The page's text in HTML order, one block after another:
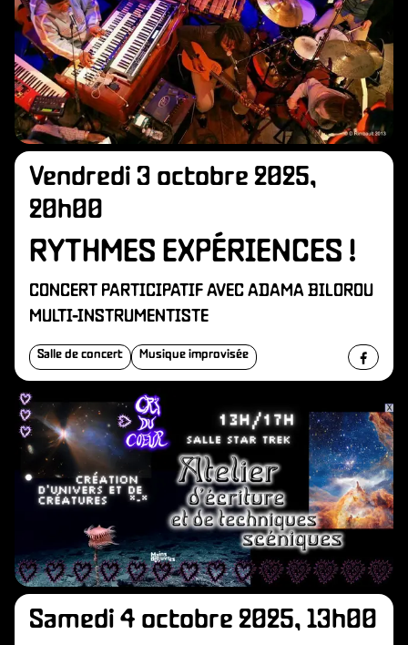
Vendredi 3 octobre 2025,
20h00
RYTHMES EXPÉRIENCES !
CONCERT PARTICIPATIF AVEC ADAMA BILOROU
MULTI-INSTRUMENTISTE
Salle de concert Musique improvisée
Samedi 4 octobre 2025, 13h00